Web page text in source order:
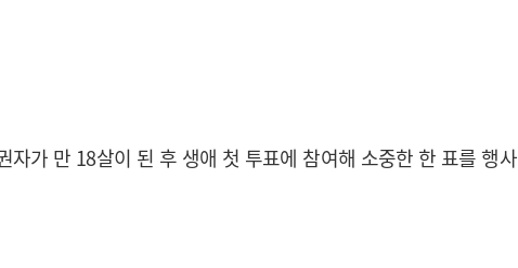
가 만 18살이 된 후 생애 첫 투표에 참여해 소중한 한 표를 행사